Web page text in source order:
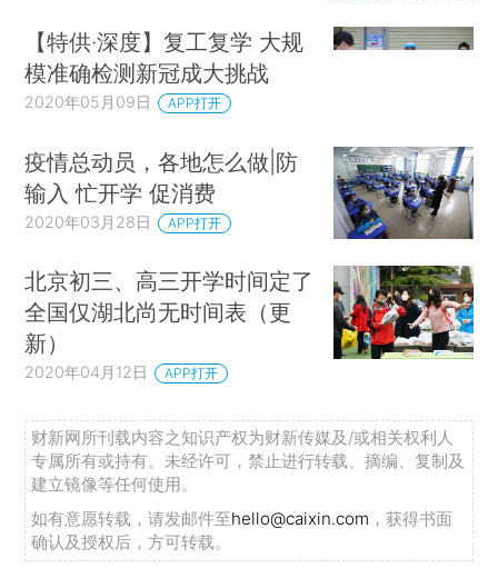
【特供·深度】复工复学 大规
模准确检测新冠成大挑战
2020年05月09日 APP打开
疫情总动员，各地怎么做|防
输入 忙开学 促消费
2020年03月28日 APP打开
北京初三、高三开学时间定了
全国仅湖北尚无时间表（更
新）
2020年04月12日 APP打开
财新网所刊载内容之知识产权为财新传媒及/或相关权利人
专属所有或持有。未经许可，禁止进行转载、摘编、复制及
建立镜像等任何使用。
如有意愿转载，请发邮件至hello@caixin.com ，获得书面
确认及授权后，方可转载。